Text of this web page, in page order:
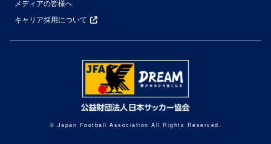
メディアの皆様へ
キャリア採用について
© Japan Football Association All Rights Reserved.